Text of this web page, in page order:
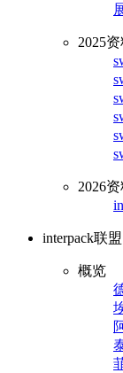
2025
2026
interpack联盟
概览